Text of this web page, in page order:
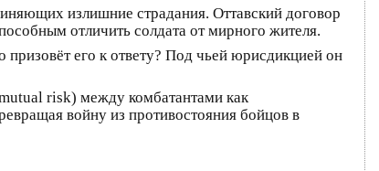
излишние страдания. Оттавский договор
отличить солдата от мирного жителя.
его к ответу? Под чьей юрисдикцией он
risk) между комбатантами как
войну из противостояния бойцов в